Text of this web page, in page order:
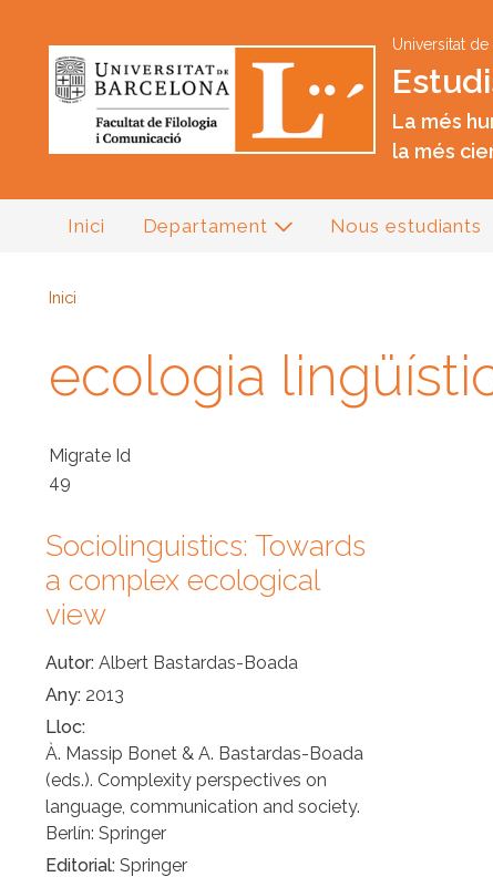
Universitat
La més
la més
Inici Departament Nous estudiants
Inici
ecologia
Migrate Id
49
Sociolinguistics: Towards
a complex ecological
view
Autor Albert Bastardas-Boada
Any 2013
Lloc
À. Massip Bonet & A. Bastardas-Boada
(eds.). Complexity perspectives on
language, communication and society.
Berlín: Springer
Editorial Springer